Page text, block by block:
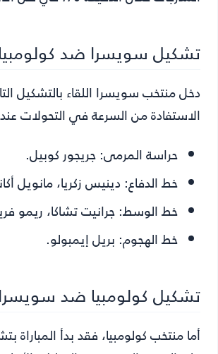
تشكيل سويسرا ضد
دخل منتخب سويسرا اللقاء بالتشكيل
الاستفادة من السرعة في التحولات
حراسة المرمى: جريجور كوبيل.
خط الدفاع: دينيس زكريا، مانويل
خط الوسط: جرانيت تشاكا، ريمو
خط الهجوم: بريل إيمبولو.
تشكيل كولومبيا ضد سويسرا
أما منتخب كولومبيا، فقد بدأ